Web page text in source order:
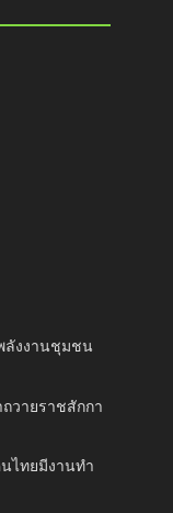
ลังงานชุมชน
วายราชสักกา
ไทยมีงานทำ